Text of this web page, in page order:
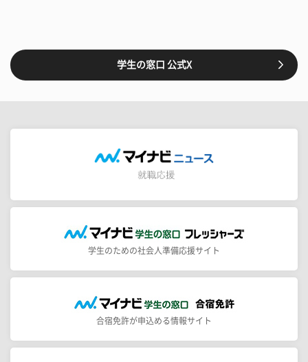
学生の窓口 公式X
学生のための社会人準備応援サイト
合宿免許が申込める情報サイト